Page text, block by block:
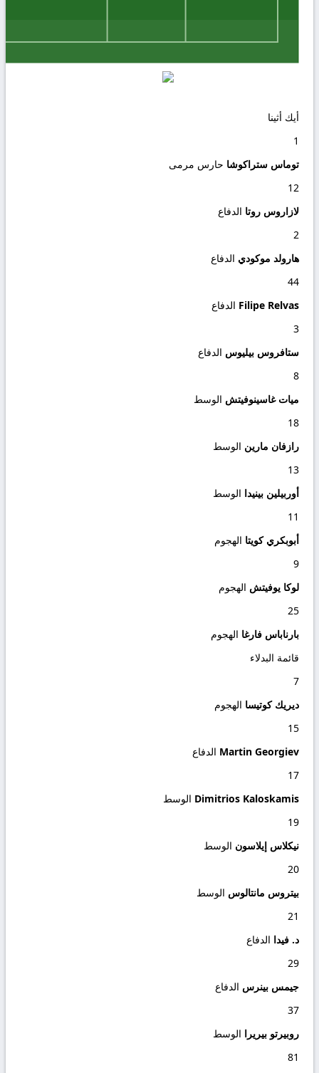
أيك أثينا
1
توماس ستراكوشا حارس مرمى
12
لازاروس روتا الدفاع
2
هارولد موكودي الدفاع
44
Filipe Relvas الدفاع
3
ستافروس بيليوس الدفاع
8
ميات غاسينوفيتش الوسط
18
رازفان مارين الوسط
13
أوربيلين بينيدا الوسط
11
أبوبكري كويتا الهجوم
9
لوكا يوفيتش الهجوم
25
بارناباس فارغا الهجوم
قائمة البدلاء
7
ديريك كوتيسا الهجوم
15
Martin Georgiev الدفاع
17
Dimitrios Kaloskamis الوسط
19
نيكلاس إيلاسون الوسط
20
بيتروس مانتالوس الوسط
21
د. فيدا الدفاع
29
جيمس بينرس الدفاع
37
روبيرتو بيريرا الوسط
81